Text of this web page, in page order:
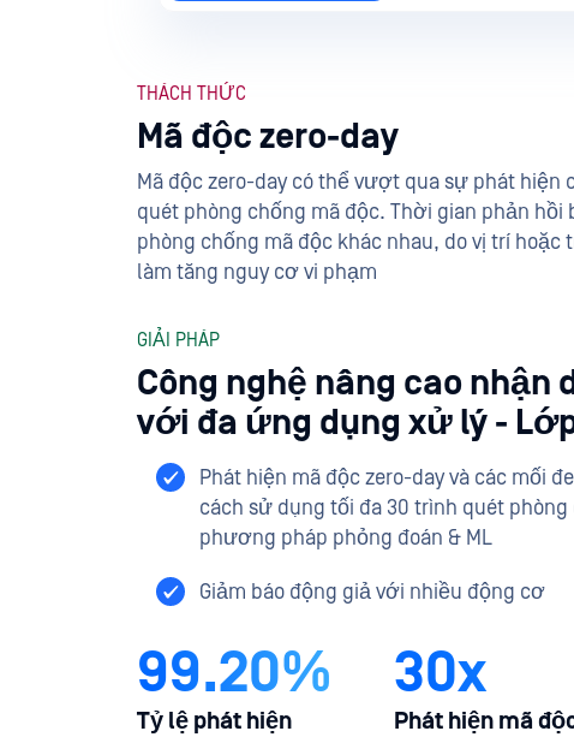
THÁCH THỨC
Mã độc zero-day
Mã độc zero-day có thể vượt qua sự phát hiện
quét phòng chống mã độc. Thời gian phản hồi
phòng chống mã độc khác nhau, do vị trí
làm tăng nguy cơ vi phạm
GIẢI PHÁP
Công nghệ nâng cao nhận
với đa ứng dụng xử lý -
Phát hiện mã độc zero-day và các mối
cách sử dụng tối đa 30 trình quét
phương pháp phỏng đoán & ML
Giảm báo động giả với nhiều động cơ
99.20%
Tỷ lệ phát hiện
30x
Phát hiện mã